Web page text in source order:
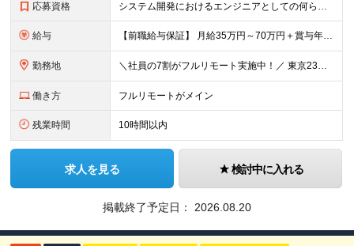
応募資格 システム開発におけるエンジニアとしての何らかの実務経験（年数不問） ※要件定義、基本設計、詳細設計、製造、検証、運用保守 少しでも実務経験があれば、まずは気軽にエントリーしてみてください！ ／／／／
給与 【前職給与保証】 月給35万円～70万円＋賞与年2回＋各種手当 ※前職の給与・スキル・経験を考慮の上、決定いたします。 ※月給には固定残業代（月30時間分／5万円～10万円）を含みます。超過分は別途
勤務地 ＼社員の7割がフルリモート実施中！／ 東京23区内など1都3県を中心としたプロジェクト先での勤務となります。 ※勤務地は希望を考慮します ≪本社≫ 東京都渋谷区恵比寿南1丁目3番7号 隅越ビル5階
働き方 フルリモートがメイン
残業時間 10時間以内
求人を見る 検討中に入れる
掲載終了予定日： 2026.08.20